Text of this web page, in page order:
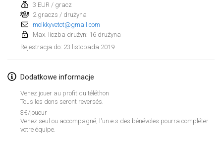
3 EUR / gracz
2 graczs / drużyna
molkkyvetot@gmail.com
Max. liczba drużyn: 16 drużyna
Rejestracja do: 23 listopada 2019
Dodatkowe informacje
Venez jouer au profit du téléthon
Tous les dons seront reversés.
3€/joueur
Venez seul ou accompagné, l'un.e.s des bénévoles pourra compléter
votre équipe.
Lumi Mölkky
9 lut 2019|Finlandia
Tournoi de la St Valentin
OTH
16 lut 2019|Finlandia
Indoor des Bouchons